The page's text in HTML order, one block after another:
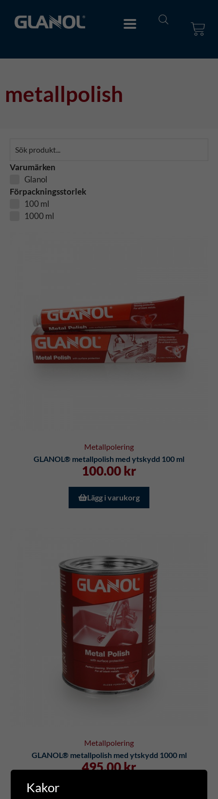
metallpolish
Varumärken
Glanol
Förpackningsstorlek
100 ml
1000 ml
Metallpolering
GLANOL® metallpolish med ytskydd 100 ml
100.00kr
Lägg i varukorg
Metallpolering
GLANOL® metallpolish med ytskydd 1000 ml
495.00kr
Kakor